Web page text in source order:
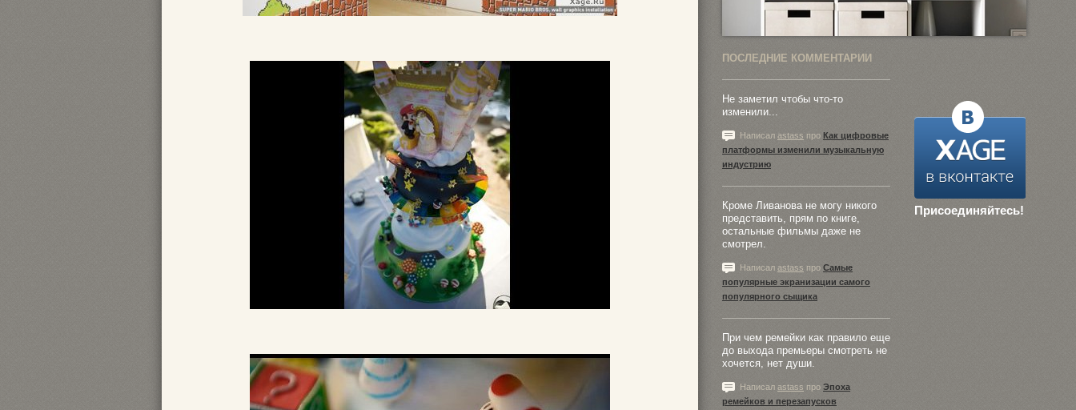
ПОСЛЕДНИЕ КОММЕНТАРИИ
Присоединяйтесь!
Не заметил чтобы что-то
изменили...
Написал astass про Как цифровые
платформы изменили музыкальную
индустрию
Кроме Ливанова не могу никого
представить, прям по книге,
остальные фильмы даже не
смотрел.
Написал astass про Самые
популярные экранизации самого
популярного сыщика
При чем ремейки как правило еще
до выхода премьеры смотреть не
хочется, нет души.
Написал astass про Эпоха
ремейков и перезапусков